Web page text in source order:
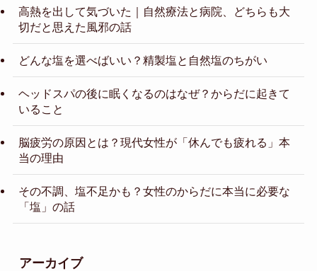
高熱を出して気づいた｜自然療法と病院、どちらも大
切だと思えた風邪の話
どんな塩を選べばいい？精製塩と自然塩のちがい
ヘッドスパの後に眠くなるのはなぜ？からだに起きて
いること
脳疲労の原因とは？現代女性が「休んでも疲れる」本
当の理由
その不調、塩不足かも？女性のからだに本当に必要な
「塩」の話
アーカイブ